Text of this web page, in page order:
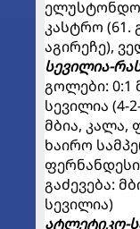
ელუსტონდო,
კასტრო (61.
აგირეჩე),
სევილია-
გოლები: 0:1
სევილია (4-
მბია, კალა,
ხაირო
გაძევება:
სევილია)
ატლეტიკო-